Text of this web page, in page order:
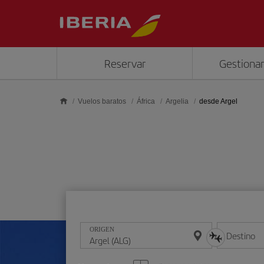
Reservar
Vuelos baratos África Argelia desde Argel
ORIGEN Destino